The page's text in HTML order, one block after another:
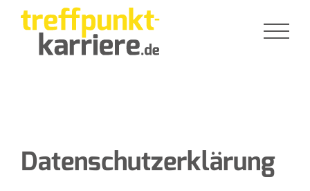
Inhalt
Datenschutzerklärung